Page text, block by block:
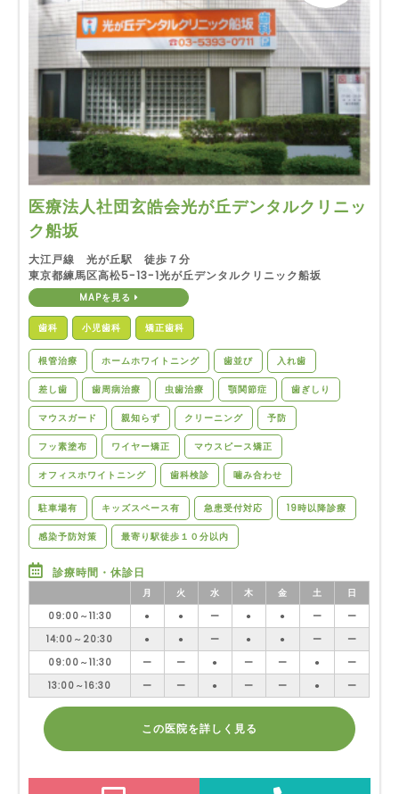
医療法人社団玄皓会光が丘デンタルクリニッ
ク船坂
大江戸線 光が丘駅 徒歩７分
東京都練馬区高松5-13-1光が丘デンタルクリニック船坂
MAPを見る
歯科 小児歯科 矯正歯科
根管治療 ホームホワイトニング 歯並び 入れ歯
差し歯 歯周病治療 虫歯治療 顎関節症 歯ぎしり
マウスガード 親知らず クリーニング 予防
フッ素塗布 ワイヤー矯正 マウスピース矯正
オフィスホワイトニング 歯科検診 噛み合わせ
駐車場有 キッズスペース有 急患受付対応 19時以降診療
感染予防対策 最寄り駅徒歩１０分以内
診療時間・休診日
月 火 水 木 金 土
日
09:00～11:30
● ● ー ● ● ー
ー
14:00～20:30
● ● ー ● ● ー
ー
09:00～11:30
ー ー ● ー ー ●
ー
13:00～16:30
ー ー ● ー ー ● ー
この医院を詳しく見る